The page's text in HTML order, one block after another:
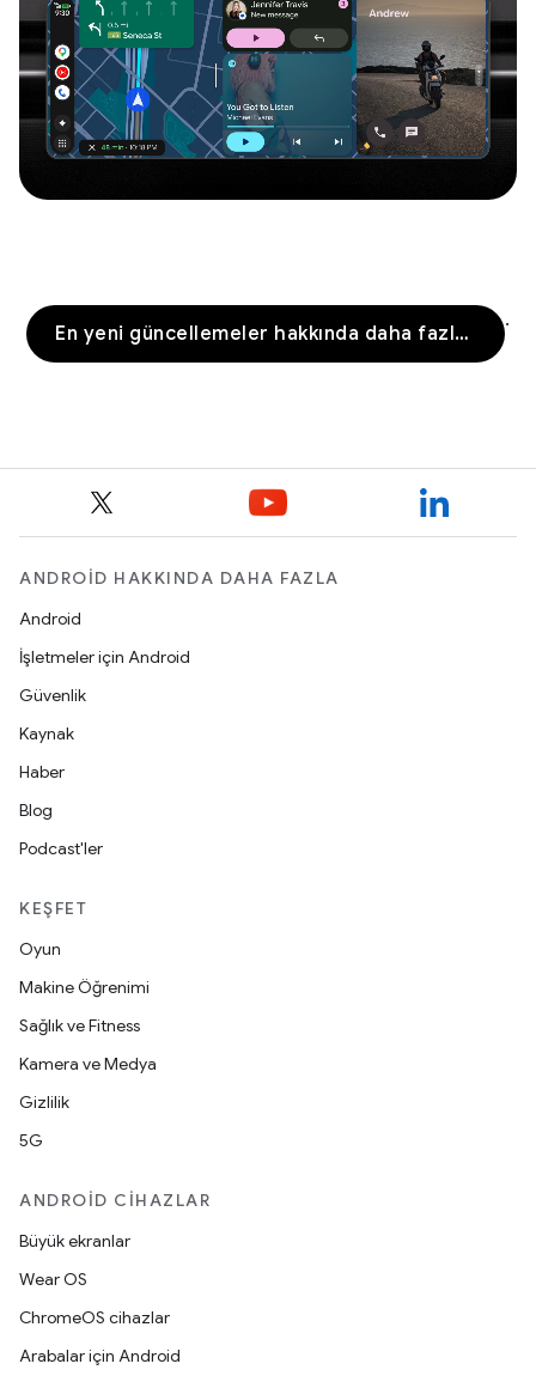
En yeni güncellemeler hakkında daha fazla bilgiyi burada bulabilirsiniz
.
ANDROID HAKKINDA DAHA FAZLA
Android
İşletmeler için Android
Güvenlik
Kaynak
Haber
Blog
Podcast'ler
KEŞFET
Oyun
Makine Öğrenimi
Sağlık ve Fitness
Kamera ve Medya
Gizlilik
5G
ANDROID CIHAZLAR
Büyük ekranlar
Wear OS
ChromeOS cihazlar
Arabalar için Android